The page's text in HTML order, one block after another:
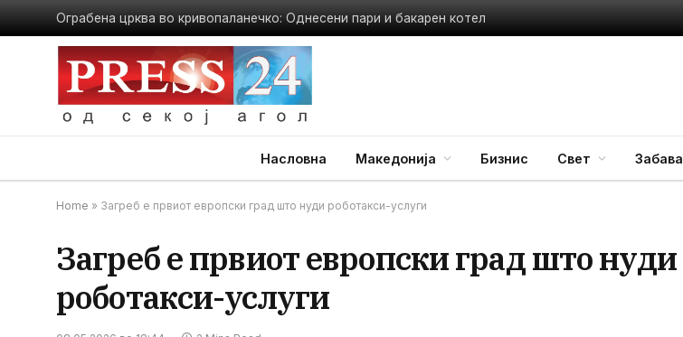
Ограбена црква во кривопаланечко: Однесени пари и бакарен котел
Насловна Македонија Бизнис Свет Забава
Home » Загреб е првиот европски град што нуди роботакси-услуги
Загреб е првиот европски град што нуди
роботакси-услуги